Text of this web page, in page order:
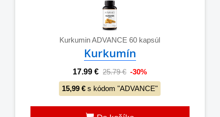
Kurkumin ADVANCE 60 kapsúl
Kurkumín
17.99 € 25.79 € -30%
15,99 € s kódom "ADVANCE"